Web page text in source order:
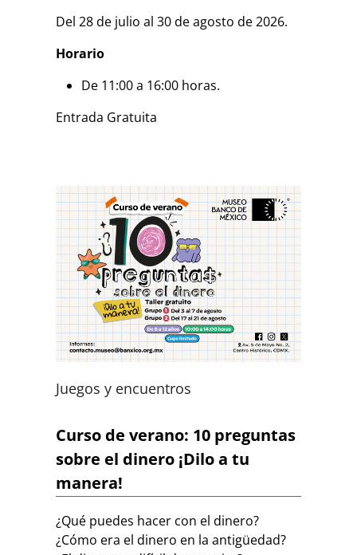
Del 28 de julio al 30 de agosto de 2026.
Horario
De 11:00 a 16:00 horas.
Entrada Gratuita
Juegos y encuentros
Curso de verano: 10 preguntas
sobre el dinero ¡Dilo a tu
manera!
¿Qué puedes hacer con el dinero?
¿Cómo era el dinero en la antigüedad?